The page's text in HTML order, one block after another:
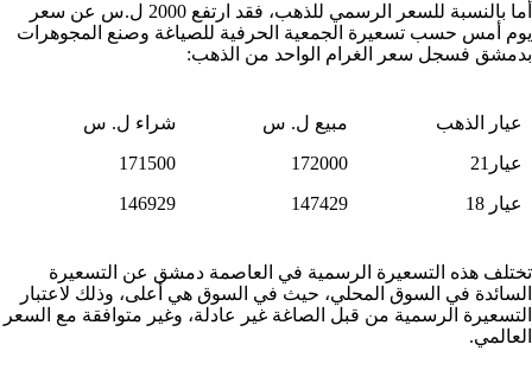
أما بالنسبة للسعر الرسمي للذهب، فقد ارتفع 2000 ل.س عن سعر
يوم أمس حسب تسعيرة الجمعية الحرفية للصياغة وصنع المجوهرات
بدمشق فسجل سعر الغرام الواحد من الذهب:
عيار الذهب مبيع ل. س
شراء ل. س
عيار21
172000
171500
عيار 18
147429
146929
تختلف هذه التسعيرة الرسمية في العاصمة دمشق عن التسعيرة
السائدة في السوق المحلي، حيث في السوق هي أعلى، وذلك لاعتبار
التسعيرة الرسمية من قبل الصاغة غير عادلة، وغير متوافقة مع السعر
العالمي.